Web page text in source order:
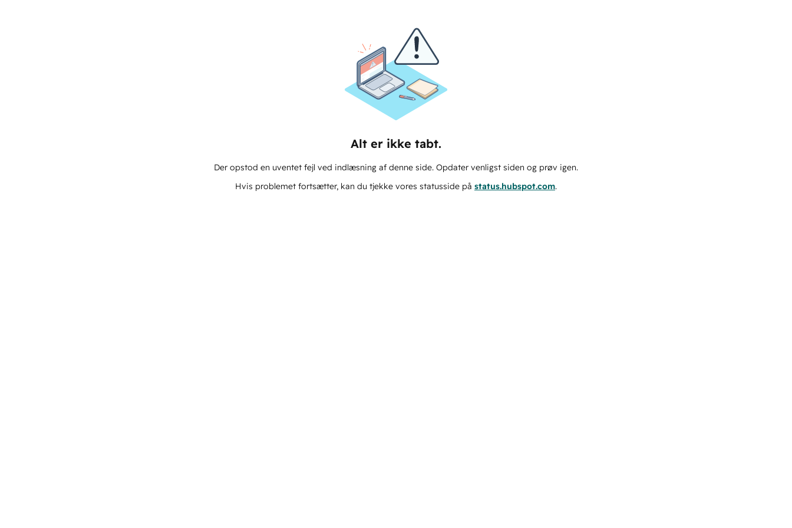
Alt er ikke tabt.
Der opstod en uventet fejl ved indlæsning af denne side. Opdater venligst siden og prøv igen.
Hvis problemet fortsætter, kan du tjekke vores statusside på status.hubspot.com.